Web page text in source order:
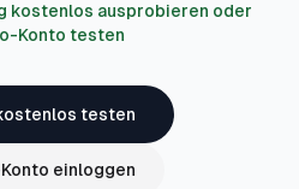
kostenlos ausprobieren oder
Konto testen
testen
einloggen